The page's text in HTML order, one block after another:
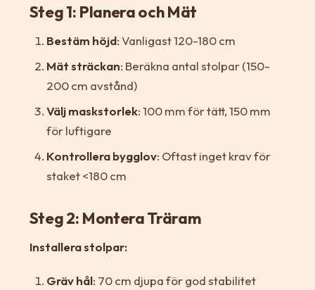
Steg 1: Planera och Mät
Bestäm höjd: Vanligast 120-180 cm
Mät sträckan: Beräkna antal stolpar (150-
200 cm avstånd)
Välj maskstorlek: 100 mm för tätt, 150 mm
för luftigare
Kontrollera bygglov: Oftast inget krav för
staket <180 cm
Steg 2: Montera Träram
Installera stolpar:
Gräv hål: 70 cm djupa för god stabilitet